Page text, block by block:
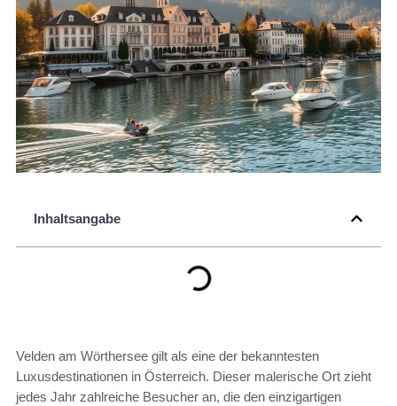
Inhaltsangabe
Velden am Wörthersee gilt als eine der bekanntesten
Luxusdestinationen in Österreich. Dieser malerische Ort zieht
jedes Jahr zahlreiche Besucher an, die den einzigartigen